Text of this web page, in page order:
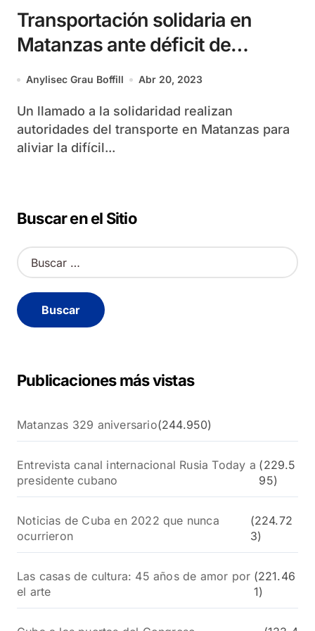
Transportación solidaria en
Matanzas ante déficit de
combustibles
Anylisec Grau Boffill Abr 20, 2023
Un llamado a la solidaridad realizan
autoridades del transporte en Matanzas para
aliviar la difícil...
Buscar en el Sitio
B
u
c
a
Publicaciones más vistas
Matanzas 329 aniversario(244.950)
Entrevista canal internacional Rusia Today a
presidente cubano
(229.5
95)
Noticias de Cuba en 2022 que nunca
ocurrieron
(224.72
3)
Las casas de cultura: 45 años de amor por
el arte
(221.46
1)